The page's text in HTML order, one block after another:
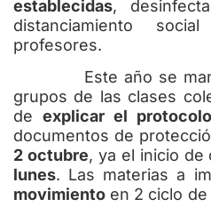
establecidas,
distanciamiento
profesores.
Este año se
grupos de las clases
de explicar el
documentos de
2 octubre, ya el inicio de
lunes. Las materias a
movimiento en 2 ciclo